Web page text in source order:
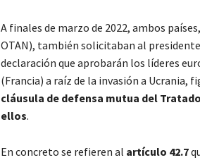
A finales de marzo de 2022, ambos
OTAN), también solicitaban al
declaración que aprobarán los líderes
(Francia) a raíz de la invasión a Ucrania,
cláusula de defensa mutua del
ellos.
En concreto se refieren al artículo 42.7